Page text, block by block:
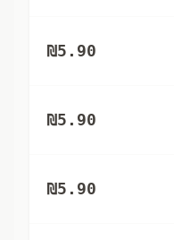
₪5.90
₪5.90
₪5.90